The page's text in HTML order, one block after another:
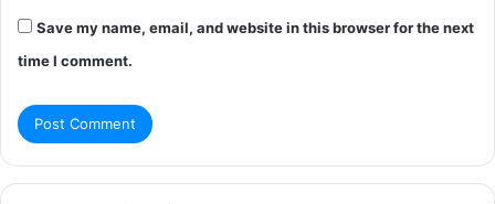
Save my name, email, and website in this browser for the next
time I comment.